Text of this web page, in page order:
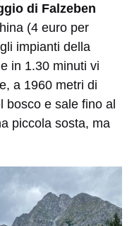
di Falzeben
(4 euro per
impianti della
in 1.30 minuti vi
a 1960 metri di
bosco e sale fino al
piccola sosta, ma